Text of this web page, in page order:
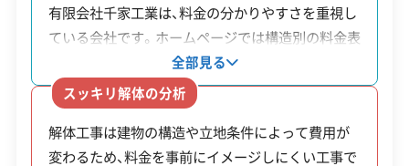
せん。その場合、分別されていない「混合廃棄物」と
して搬出せざるを得ず、処分単価が割高になるた
め、見積もり段階での確認が大切です。
蕨市での解体工事は、日本一の人口
建物構造 木造
対応業務 産業廃棄物収集運搬業
公式HP 公式サイトを見る
許可番号
有限会社千家工業は、料金の分かりやすさを重視し
ている会社です。ホームページでは構造別の料金表
を公開し、依頼前でもおおよその費用を把握できま
す。また、下請け業者を使わない完全自社施工を採
用し、重機や職人も自社で管理しています。年間
150件を超える解体工事を手がけている実績もあり
ます。
全部見る
スッキリ解体の分析
解体工事は建物の構造や立地条件によって費用が
変わるため、料金を事前にイメージしにくい工事で